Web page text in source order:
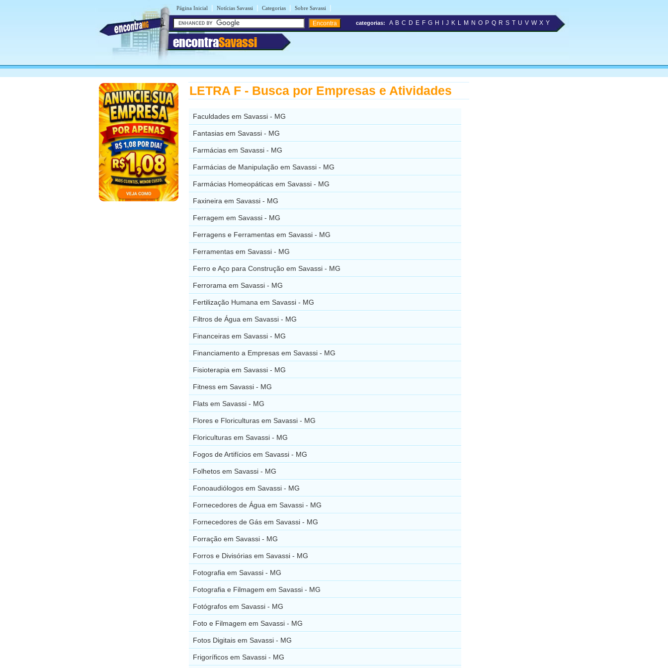
Página Inicial | Notícias Savassi | Categorias | Sobre Savassi |
encontraSavassi
categorias: A B C D E F G H J K L M N O P Q R S T U V W X Y
LETRA F - Busca por Empresas e Atividades
Faculdades em Savassi - MG
Fantasias em Savassi - MG
Farmácias em Savassi - MG
Farmácias de Manipulação em Savassi - MG
Farmácias Homeopáticas em Savassi - MG
Faxineira em Savassi - MG
Ferragem em Savassi - MG
Ferragens e Ferramentas em Savassi - MG
Ferramentas em Savassi - MG
Ferro e Aço para Construção em Savassi - MG
Ferrorama em Savassi - MG
Fertilização Humana em Savassi - MG
Filtros de Água em Savassi - MG
Financeiras em Savassi - MG
Financiamento a Empresas em Savassi - MG
Fisioterapia em Savassi - MG
Fitness em Savassi - MG
Flats em Savassi - MG
Flores e Floriculturas em Savassi - MG
Floriculturas em Savassi - MG
Fogos de Artifícios em Savassi - MG
Folhetos em Savassi - MG
Fonoaudiólogos em Savassi - MG
Fornecedores de Água em Savassi - MG
Fornecedores de Gás em Savassi - MG
Forração em Savassi - MG
Forros e Divisórias em Savassi - MG
Fotografia em Savassi - MG
Fotografia e Filmagem em Savassi - MG
Fotógrafos em Savassi - MG
Foto e Filmagem em Savassi - MG
Fotos Digitais em Savassi - MG
Frigoríficos em Savassi - MG